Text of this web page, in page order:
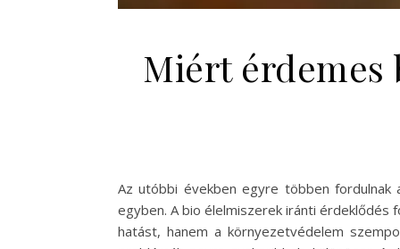
Miért érdemes
Az utóbbi években egyre többen
egyben. A bio élelmiszerek iránti érdeklődés
hatást, hanem a környezetvédelem